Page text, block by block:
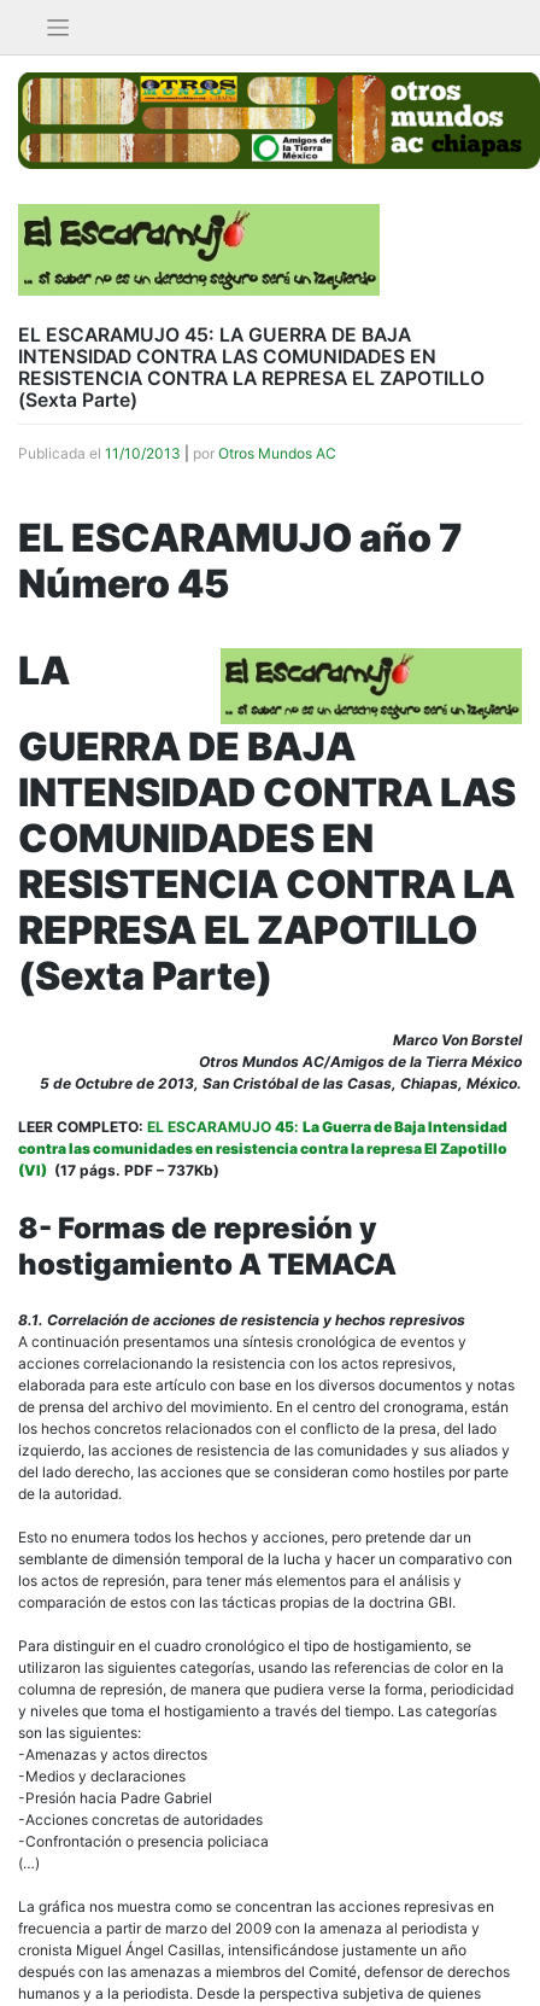
contenido
EL ESCARAMUJO 45: LA GUERRA DE BAJA
INTENSIDAD CONTRA LAS COMUNIDADES EN
RESISTENCIA CONTRA LA REPRESA EL ZAPOTILLO
(Sexta Parte)
Publicada el 11/10/2013 por Otros Mundos AC
EL ESCARAMUJO año 7
Número 45
LA
GUERRA DE BAJA
INTENSIDAD CONTRA LAS
COMUNIDADES EN
RESISTENCIA CONTRA LA
REPRESA EL ZAPOTILLO
(Sexta Parte)
Marco Von Borstel
Otros Mundos AC/Amigos de la Tierra México
5 de Octubre de 2013, San Cristóbal de las Casas, Chiapas, México.
LEER COMPLETO: EL ESCARAMUJO 45: La Guerra de Baja Intensidad
contra las comunidades en resistencia contra la represa El Zapotillo
(VI) (17 págs. PDF – 737Kb)
8- Formas de represión y
hostigamiento A TEMACA
8.1. Correlación de acciones de resistencia y hechos represivos
A continuación presentamos una síntesis cronológica de eventos y
acciones correlacionando la resistencia con los actos represivos,
elaborada para este artículo con base en los diversos documentos y notas
de prensa del archivo del movimiento. En el centro del cronograma, están
los hechos concretos relacionados con el conflicto de la presa, del lado
izquierdo, las acciones de resistencia de las comunidades y sus aliados y
del lado derecho, las acciones que se consideran como hostiles por parte
de la autoridad.
Esto no enumera todos los hechos y acciones, pero pretende dar un
semblante de dimensión temporal de la lucha y hacer un comparativo con
los actos de represión, para tener más elementos para el análisis y
comparación de estos con las tácticas propias de la doctrina GBI.
Para distinguir en el cuadro cronológico el tipo de hostigamiento, se
utilizaron las siguientes categorías, usando las referencias de color en la
columna de represión, de manera que pudiera verse la forma, periodicidad
y niveles que toma el hostigamiento a través del tiempo. Las categorías
son las siguientes:
-Amenazas y actos directos
-Medios y declaraciones
-Presión hacia Padre Gabriel
-Acciones concretas de autoridades
-Confrontación o presencia policiaca
(…)
La gráfica nos muestra como se concentran las acciones represivas en
frecuencia a partir de marzo del 2009 con la amenaza al periodista y
cronista Miguel Ángel Casillas, intensificándose justamente un año
después con las amenazas a miembros del Comité, defensor de derechos
humanos y a la periodista. Desde la perspectiva subjetiva de quienes